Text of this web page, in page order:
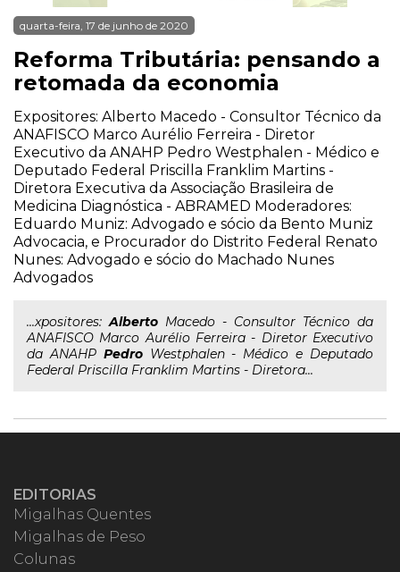
quarta-feira, 17 de junho de 2020
Reforma Tributária: pensando a
retomada da economia
Expositores: Alberto Macedo - Consultor Técnico da
ANAFISCO Marco Aurélio Ferreira - Diretor
Executivo da ANAHP Pedro Westphalen - Médico e
Deputado Federal Priscilla Franklim Martins -
Diretora Executiva da Associação Brasileira de
Medicina Diagnóstica - ABRAMED Moderadores:
Eduardo Muniz: Advogado e sócio da Bento Muniz
Advocacia, e Procurador do Distrito Federal Renato
Nunes: Advogado e sócio do Machado Nunes
Advogados
...xpositores:Alberto Macedo - Consultor Técnico da
ANAFISCO Marco Aurélio Ferreira - Diretor Executivo
da ANAHP PedroWestphalen - Médico e Deputado
Federal Priscilla Franklim Martins - Diretora...
EDITORIAS
Migalhas Quentes
Migalhas de Peso
Colunas